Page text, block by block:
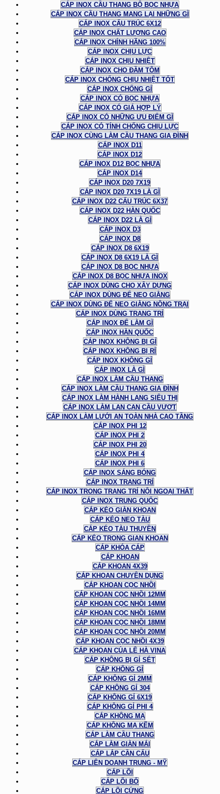
CÁP INOX CẦU THANG BỘ BỌC NHỰA
CÁP INOX CẦU THANG MANG LẠI NHỮNG GÌ
CÁP INOX CẤU TRÚC 6X12
CÁP INOX CHẤT LƯỢNG CAO
CÁP INOX CHÍNH HÃNG 100%
CÁP INOX CHỊU LỰC
CÁP INOX CHỊU NHIỆT
CÁP INOX CHO ĐẦM TÔM
CÁP INOX CHỐNG CHỊU NHIỆT TỐT
CÁP INOX CHỐNG GỈ
CÁP INOX CÓ BỌC NHỰA
CÁP INOX CÓ GIÁ HỢP LÝ
CÁP INOX CÓ NHỮNG ƯU ĐIỂM GÌ
CÁP INOX CÓ TÍNH CHỐNG CHỊU LỰC
CÁP INOX CÙNG LÀM CẦU THANG GIA ĐÌNH
CÁP INOX D11
CÁP INOX D12
CÁP INOX D12 BỌC NHỰA
CÁP INOX D14
CÁP INOX D20 7X19
CÁP INOX D20 7X19 LÀ GÌ
CÁP INOX D22 CẤU TRÚC 6X37
CÁP INOX D22 HÀN QUỐC
CÁP INOX D22 LÀ GÌ
CÁP INOX D3
CÁP INOX D8
CÁP INOX D8 6X19
CÁP INOX D8 6X19 LÀ GÌ
CÁP INOX D8 BỌC NHỰA
CÁP INOX D8 BỌC NHỰA INOX
CÁP INOX DÙNG CHO XÂY DỰNG
CÁP INOX DÙNG ĐỂ NEO GIẰNG
CÁP INOX DÙNG ĐỂ NEO GIẰNG NÔNG TRẠI
CÁP INOX DÙNG TRANG TRÍ
CÁP INOX ĐỂ LÀM GÌ
CÁP INOX HÀN QUỐC
CÁP INOX KHÔNG BỊ GỈ
CÁP INOX KHÔNG BỊ RỈ
CÁP INOX KHÔNG GỈ
CÁP INOX LÀ GÌ
CÁP INOX LÀM CẦU THANG
CÁP INOX LÀM CẦU THANG GIA ĐÌNH
CÁP INOX LÀM HÀNH LANG SIÊU THỊ
CÁP INOX LÀM LAN CAN CẦU VƯỢT
CÁP INOX LÀM LƯỚI AN TOÀN NHÀ CAO TẦNG
CÁP INOX PHI 12
CÁP INOX PHI 2
CÁP INOX PHI 20
CÁP INOX PHI 4
CÁP INOX PHI 6
CÁP INOX SÁNG BÓNG
CÁP INOX TRANG TRÍ
CÁP INOX TRONG TRANG TRÍ NỘI NGOẠI THẤT
CÁP INOX TRUNG QUỐC
CÁP KÉO GIÀN KHOAN
CÁP KÉO NEO TÀU
CÁP KÉO TÀU THUYỀN
CÁP KÉO TRONG GIAN KHOAN
CÁP KHÓA CÁP
CÁP KHOAN
CÁP KHOAN 4X39
CÁP KHOAN CHUYÊN DỤNG
CÁP KHOAN CỌC NHỒI
CÁP KHOAN CỌC NHỒI 12MM
CÁP KHOAN CỌC NHỒI 14MM
CÁP KHOAN CỌC NHỒI 16MM
CÁP KHOAN CỌC NHỒI 18MM
CÁP KHOAN CỌC NHỒI 20MM
CÁP KHOAN CỌC NHỒI 4X39
CÁP KHOAN CỦA LÊ HÀ VINA
CÁP KHÔNG BỊ GỈ SÉT
CÁP KHÔNG GỈ
CÁP KHÔNG GỈ 2MM
CÁP KHÔNG GỈ 304
CÁP KHÔNG GỈ 6X19
CÁP KHÔNG GỈ PHI 4
CÁP KHÔNG MẠ
CÁP KHÔNG MẠ KẼM
CÁP LÀM CẦU THANG
CÁP LÀM GIÀN MÁI
CÁP LẮP CẦN CẨU
CÁP LIÊN DOANH TRUNG - MỸ
CÁP LÕI
CÁP LÕI BỐ
CÁP LÕI CỨNG